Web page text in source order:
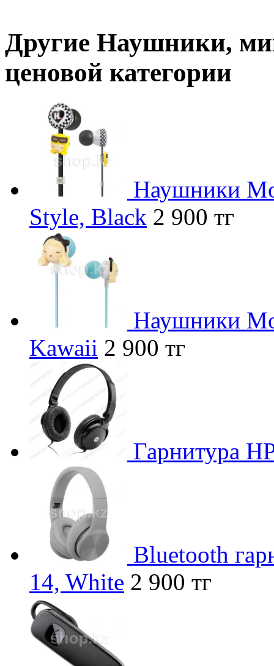
Другие Наушники,
ценовой категории
Наушники
Style, Black 2 900 тг
Наушники
Kawaii 2 900 тг
Гарнитура
Bluetooth
14, White 2 900 тг